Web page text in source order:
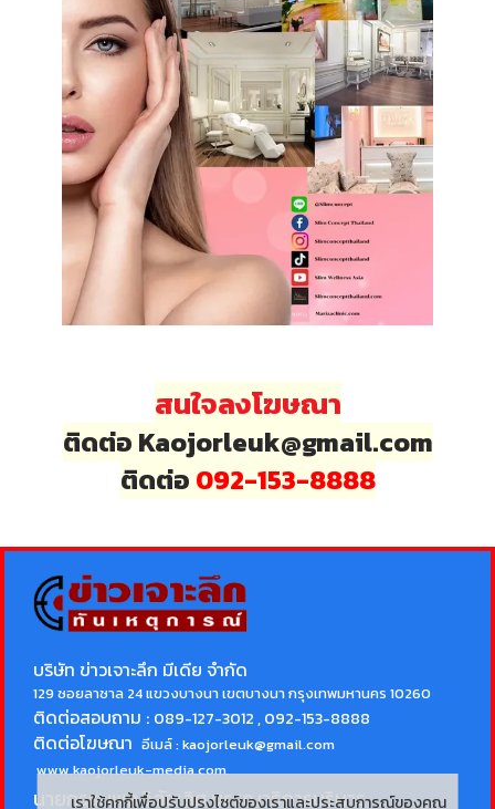
สนใจลงโฆษณา
ติดต่อ Kaojorleuk@gmail.com
ติดต่อ 092-153-8888
บริษัท ข่าวเจาะลึก มีเดีย จำกัด
129 ซอยลาซาล 24 แขวงบางนา เขตบางนา กรุงเทพมหานคร 10260
ติดต่อสอบถาม : 089-127-3012 , 092-153-8888
ติดต่อโฆษณา อีเมล์ :kaojorleuk@gmail.com
www.kaojorleuk-media.com
นายกรธนพล วิลัยเลิศบรรณาธิการบริหาร
เราใช้คุกกี้เพื่อปรับปรุงไซต์ของเราและประสบการณ์ของคุณ